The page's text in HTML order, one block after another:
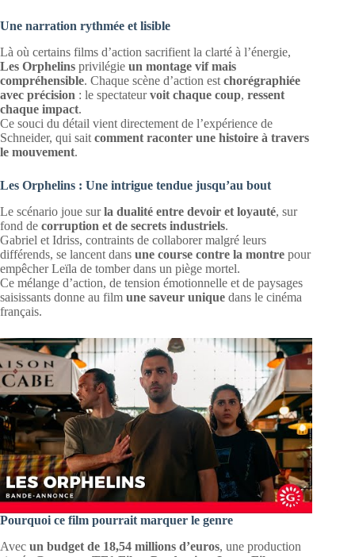
Une narration rythmée et lisible
Là où certains films d’action sacrifient la clarté à l’énergie,
Les Orphelins privilégie un montage vif mais
compréhensible. Chaque scène d’action est chorégraphiée
avec précision : le spectateurvoit chaque coup, ressent
chaque impact.
Ce souci du détail vient directement de l’expérience de
Schneider, qui sait comment raconter une histoire à travers
le mouvement.
Les Orphelins : Une intrigue tendue jusqu’au bout
Le scénario joue surla dualité entre devoir et loyauté, sur
fond de corruption et de secrets industriels.
Gabriel et Idriss, contraints de collaborer malgré leurs
différends, se lancent dans une course contre la montre pour
empêcher Leïla de tomber dans un piège mortel.
Ce mélange d’action, de tension émotionnelle et de paysages
saisissants donne au film une saveur unique dans le cinéma
français.
Pourquoi ce film pourrait marquer le genre
Avec un budget de 18,54 millions d’euros, une production